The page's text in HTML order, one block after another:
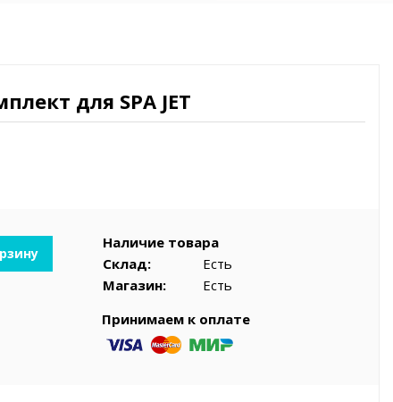
принадлежности
для SPA JET
Наличие товара
Склад:
Есть
Магазин:
Есть
Принимаем к оплате